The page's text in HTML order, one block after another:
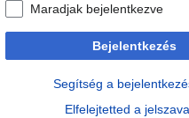
Maradjak bejelentkezve
Bejelentkezés
Segítség a
Elfelejtetted a